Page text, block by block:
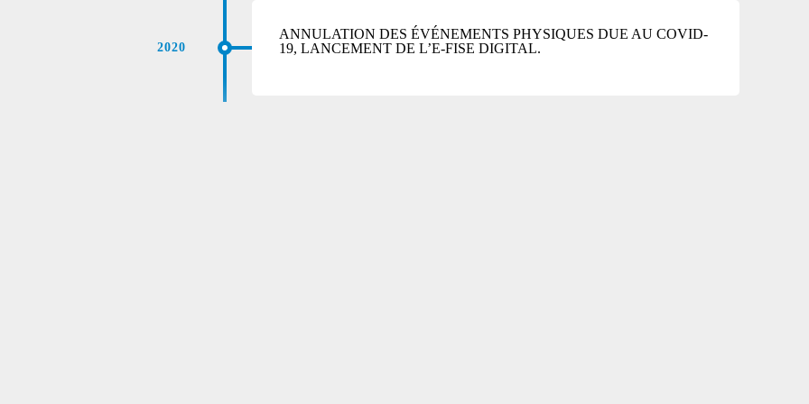
2020
ANNULATION DES ÉVÉNEMENTS PHYSIQUES DUE AU COVID-
19, LANCEMENT DE L’E-FISE DIGITAL.